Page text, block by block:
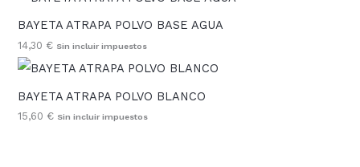
BAYETA ATRAPA POLVO BASE AGUA
14,30 € Sin incluir impuestos
BAYETA ATRAPA POLVO BLANCO
15,60 € Sin incluir impuestos